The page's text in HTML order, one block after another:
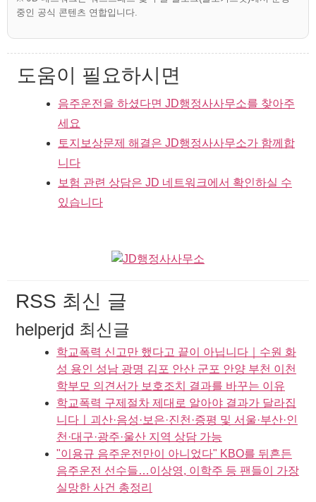
중인 공식 콘텐츠 연합입니다.
도움이 필요하시면
음주운전을 하셨다면 JD행정사사무소를 찾아주
세요
토지보상문제 해결은 JD행정사사무소가 함께합
니다
보험 관련 상담은 JD 네트워크에서 확인하실 수
있습니다
RSS 최신 글
helperjd 최신글
학교폭력 신고만 했다고 끝이 아닙니다｜수원 화
성 용인 성남 광명 김포 안산 군포 안양 부천 이천
학부모 의견서가 보호조치 결과를 바꾸는 이유
학교폭력 구제절차 제대로 알아야 결과가 달라집
니다ㅣ괴산·음성·보은·진천·증평 및 서울·부산·인
천·대구·광주·울산 지역 상담 가능
"이용규 음주운전만이 아니었다" KBO를 뒤흔든
음주운전 선수들…이상영, 이학주 등 팬들이 가장
실망한 사건 총정리